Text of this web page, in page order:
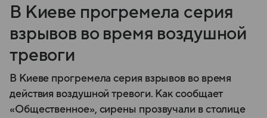
В Киеве прогремела серия
взрывов во время воздушной
тревоги
В Киеве прогремела серия взрывов во время
действия воздушной тревоги. Как сообщает
«Общественное», сирены прозвучали в столице